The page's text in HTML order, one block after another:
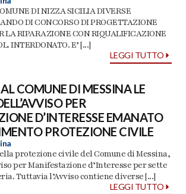
DI NIZZA SICILIA DIVERSE
DI CONCORSO DI PROGETTAZIONE
LA RIPARAZIONE CON RIQUALIFICAZIONE
INTERDONATO. E’ [...]
LEGGI TUTTO
COMUNE DI MESSINA LE
PER
D’INTERESSE EMANATO
PROTEZIONE CIVILE
protezione civile del Comune di Messina,
per Manifestazione d’Interesse per sette
Tuttavia l’Avviso contiene diverse [...]
LEGGI TUTTO